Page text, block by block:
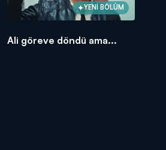
YENİ BÖLÜM
Ali göreve döndü ama...